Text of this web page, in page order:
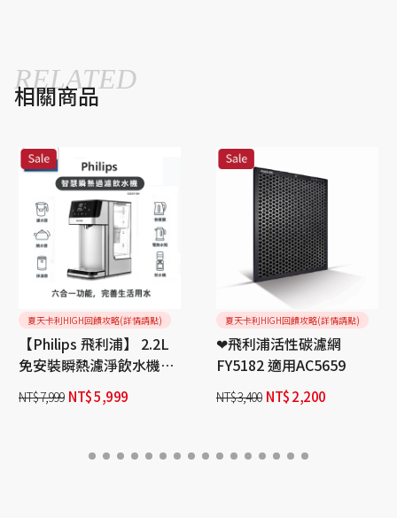
相關商品
RELATED
夏天卡利HIGH回饋攻略(詳情請點)
【Philips 飛利浦】 2.2L
免安裝瞬熱濾淨飲水機
ADD5910M
NT$7,999 NT$5,999
夏天卡利HIGH回饋攻略(詳情請點)
❤飛利浦活性碳濾網
FY5182 適用AC5659
NT$3,400 NT$2,200